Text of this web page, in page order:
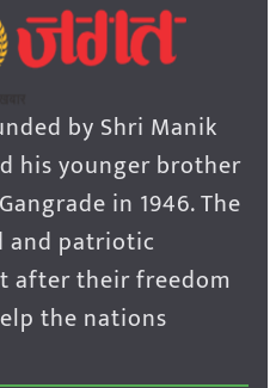
by Shri Manik
his younger brother
in 1946. The
and patriotic
after their freedom
the nations